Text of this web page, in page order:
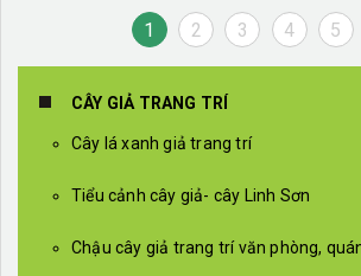
1 2 3 4 5
CÂY GIẢ TRANG TRÍ
Cây lá xanh giả trang trí
Tiểu cảnh cây giả- cây Linh Sơn
Chậu cây giả trang trí văn phòng,